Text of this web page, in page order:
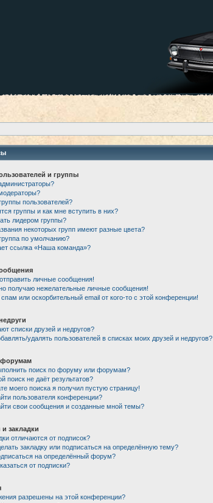
и группы
пользователей?
группы и как мне вступить в них?
лидером группы?
некоторых групп имеют разные цвета?
по умолчанию?
ссылка «Наша команда»?
личные сообщения!
получаю нежелательные личные сообщения!
или оскорбительный email от кого-то с этой конференции!
списки друзей и недругов?
удалять пользователей в списках моих друзей и недругов?
поиск по форуму или форумам?
поиск не даёт результатов?
моего поиска я получил пустую страницу!
пользователя конференции?
свои сообщения и созданные мной темы?
закладки
отличаются от подписок?
закладку или подписаться на определённую тему?
на определённый форум?
от подписки?
разрешены на этой конференции?